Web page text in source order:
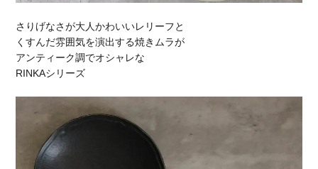
さりげなさが大人かわいいレリーフと
くすんだ雰囲気を演出する焼きムラが
アンティーク調でオシャレな
RINKAシリーズ